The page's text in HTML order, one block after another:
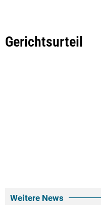
Gerichtsurteil
Weitere News